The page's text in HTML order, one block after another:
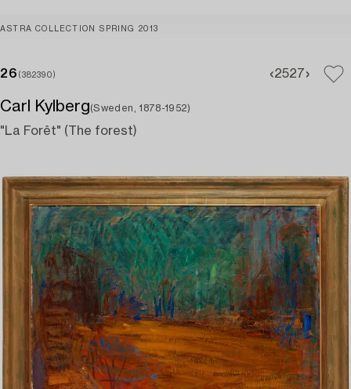
ASTRA COLLECTION SPRING 2013
26 (382390) 2527
Carl Kylberg(Sweden, 1878-1952)
"La Forêt" (The forest)